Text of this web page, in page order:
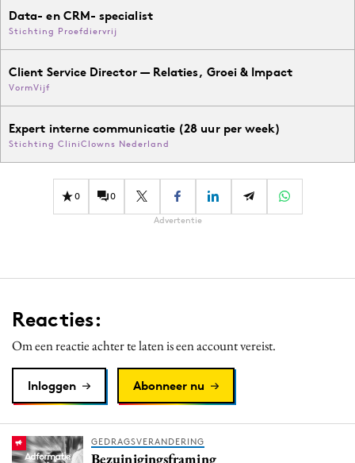
Data- en CRM- specialist
Stichting Proefdiervrij
Client Service Director — Relaties, Groei & Impact
VormVijf
Expert interne communicatie (28 uur per week)
Stichting CliniClowns Nederland
0 0
Advertentie
Reacties:
Om een reactie achter te laten is een account vereist.
Inloggen Abonneer nu
GEDRAGSVERANDERING
Bezuinigingsframing